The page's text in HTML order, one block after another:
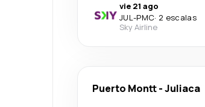
vie 21 ago
JUL-PMC· 2 escalas
Sky Airline
Puerto Montt-Juliaca